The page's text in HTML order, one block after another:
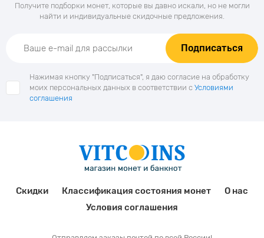
Получите подборки монет, которые вы давно искали, но не могли
найти и индивидуальные скидочные предложения.
Подписаться
Нажимая кнопку "Подписаться", я даю согласие на обработку
моих персональных данных в соответствии с Условиями
соглашения
Скидки Классификация состояния монет
О нас
Условия соглашения